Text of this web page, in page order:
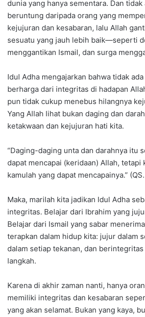
dunia yang hanya sementara. Dan tidak
beruntung daripada orang yang
kejujuran dan kesabaran, lalu Allah
sesuatu yang jauh lebih baik—seperti
menggantikan Ismail, dan surga
Idul Adha mengajarkan bahwa tidak
berharga dari integritas di hadapan
pun tidak cukup menebus hilangnya
Yang Allah lihat bukan daging dan
ketakwaan dan kejujuran hati kita.
“Daging-daging unta dan darahnya itu
dapat mencapai (keridaan) Allah, tetapi
kamulah yang dapat mencapainya.”
Maka, marilah kita jadikan Idul Adha
integritas. Belajar dari Ibrahim yang
Belajar dari Ismail yang sabar
terapkan dalam hidup kita: jujur dalam
dalam setiap tekanan, dan
langkah.
Karena di akhir zaman nanti, hanya
memiliki integritas dan kesabaran
yang akan selamat. Bukan yang kaya,